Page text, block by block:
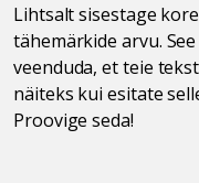
Lihtsalt sisestage
tähemärkide arvu.
veenduda, et teie
näiteks kui esitate
Proovige seda!